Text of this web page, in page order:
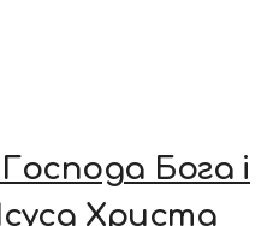
Бога і
Христа